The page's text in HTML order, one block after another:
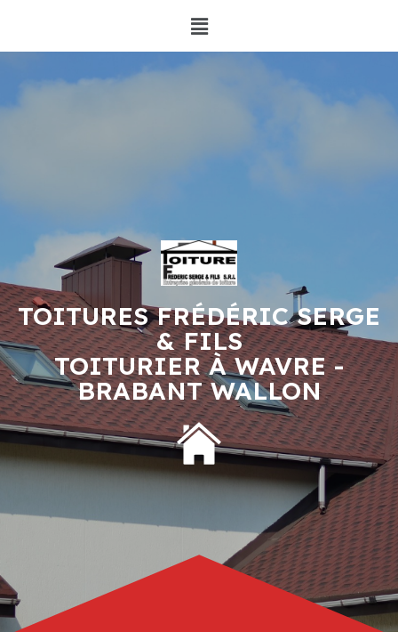
TOITURES FRÉDÉRIC SERGE
& FILS
TOITURIER À WAVRE -
BRABANT WALLON